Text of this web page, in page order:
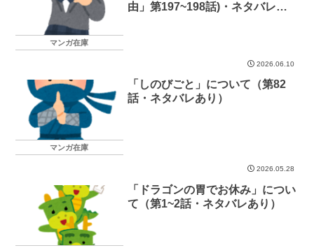
マンガ在庫
由」第197~198話)・ネタバレあ
2026.06.10
マンガ在庫
「しのびごと」について（第82
話・ネタバレあり）
2026.05.28
「ドラゴンの胃でお休み」につい
て（第1~2話・ネタバレあり）